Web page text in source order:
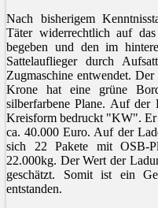
Nach bisherigem
Täter widerrechtlich auf
begeben und den im
Sattelauflieger durch
Zugmaschine entwendet.
Krone hat eine grüne
silberfarbene Plane. Auf der
Kreisform bedruckt "KW". Er
ca. 40.000 Euro. Auf der
sich 22 Pakete mit OSB-
22.000kg. Der Wert der
geschätzt. Somit ist ein
entstanden.